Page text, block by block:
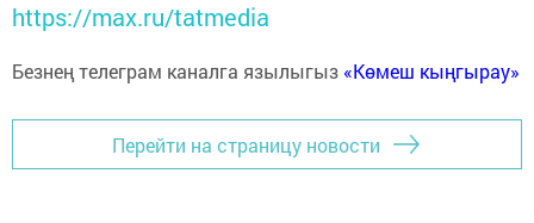
https://max.ru/tatmedia
Безнең телеграм каналга язылыгыз «Көмеш кыңгырау»
Перейти на страницу новости